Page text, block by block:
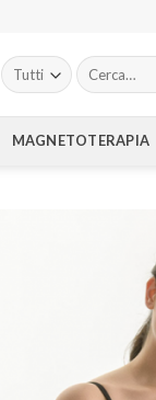
Cerca:
MAGNETOTERAPIA